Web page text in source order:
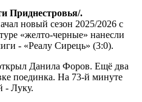
Приднестровья/.
новый сезон 2025/2026 с
«желто-черные» нанесли
- «Реалу Сирець» (3:0).
Данила Форов. Ещё два
поединка. На 73-й минуте
- Луку.